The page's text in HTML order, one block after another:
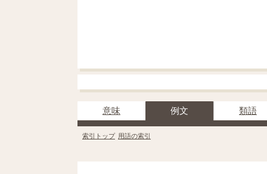
意味 例文 類語
索引トップ 用語の索引